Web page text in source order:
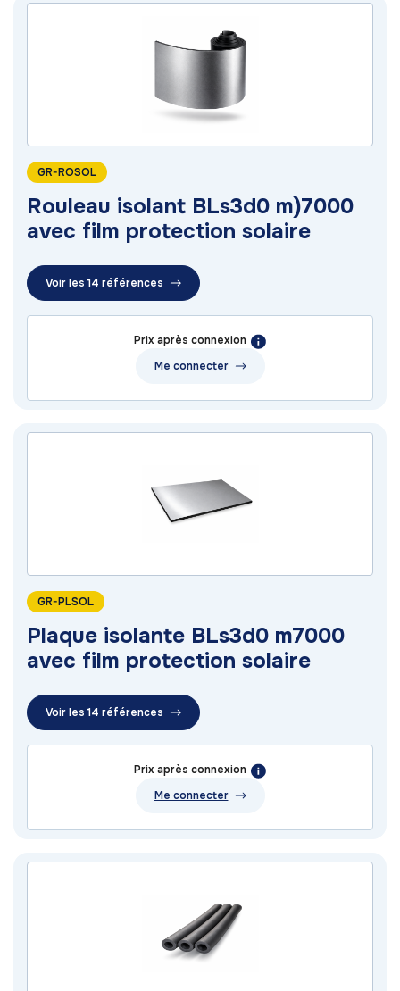
GR-ROSOL
Rouleau isolant BLs3d0 m)7000
avec film protection solaire
Voir les 14 références
Prix après connexion
Me connecter
GR-PLSOL
Plaque isolante BLs3d0 m7000
avec film protection solaire
Voir les 14 références
Prix après connexion
Me connecter